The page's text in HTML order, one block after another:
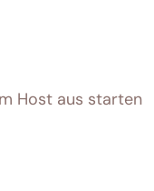
Host aus starten